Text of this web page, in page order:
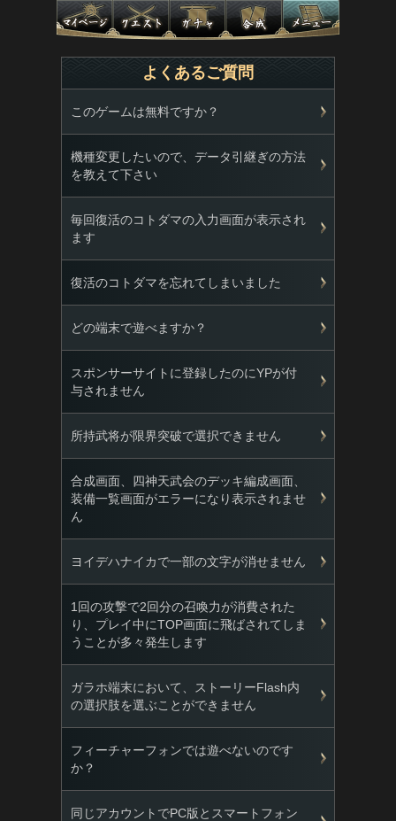
よくあるご質問
このゲームは無料ですか？
機種変更したいので、データ引継ぎの方法
を教えて下さい
毎回復活のコトダマの入力画面が表示され
ます
復活のコトダマを忘れてしまいました
どの端末で遊べますか？
スポンサーサイトに登録したのにYPが付
与されません
所持武将が限界突破で選択できません
合成画面、四神天武会のデッキ編成画面、
装備一覧画面がエラーになり表示されませ
ん
ヨイデハナイカで一部の文字が消せません
1回の攻撃で2回分の召喚力が消費された
り、プレイ中にTOP画面に飛ばされてしま
うことが多々発生します
ガラホ端末において、ストーリーFlash内
の選択肢を選ぶことができません
フィーチャーフォンでは遊べないのです
か？
同じアカウントでPC版とスマートフォン